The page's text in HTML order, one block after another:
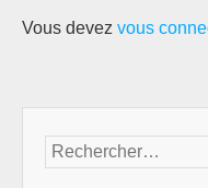
Vous devez vous
Rechercher :